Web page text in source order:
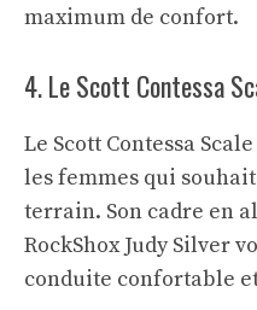
maximum de confort.
4. Le Scott Contessa
Le Scott Contessa
les femmes qui
terrain. Son cadre en
RockShox Judy Silver
conduite confortable